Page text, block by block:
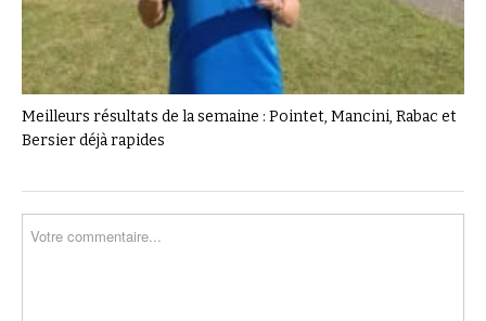
Meilleurs résultats de la semaine : Pointet, Mancini, Rabac et
Bersier déjà rapides